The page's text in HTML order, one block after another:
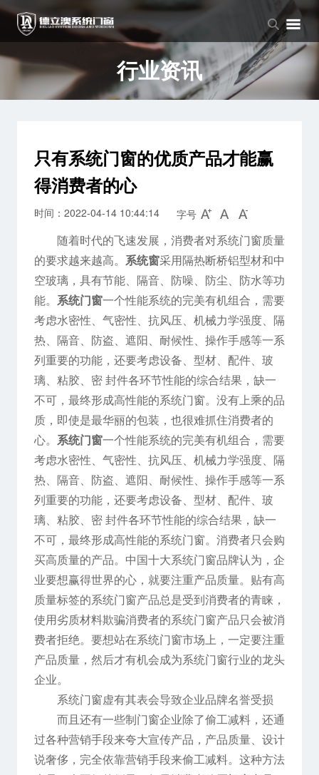
品牌中心
品牌介绍
企业文化
产品中心
窗系列
门系列
新闻中心
公司新闻
行业资讯
行业资讯
只有系统门窗的优质产品才能赢
得消费者的心
时间：2022-04-14 10:44:14 字号
随着时代的飞速发展，消费者对系统门窗质量
的要求越来越高。
系统窗采用隔热断桥铝型材和中
空玻璃，具有节能、隔音、防噪、防尘、防水等功
能。
系统门窗一个性能系统的完美有机组合，需要
考虑水密性、气密性、抗风压、机械力学强度、隔
热、隔音、防盗、遮阳、耐候性、操作手感等一系
列重要的功能，还要考虑设备、型材、配件、玻
璃、粘胶、密 封件各环节性能的综合结果，缺一
不可，最终形成高性能的系统门窗。没有上乘的品
质，即使是最华丽的包装，也很难抓住消费者的
心。
系统门窗一个性能系统的完美有机组合，需要
考虑水密性、气密性、抗风压、机械力学强度、隔
热、隔音、防盗、遮阳、耐候性、操作手感等一系
列重要的功能，还要考虑设备、型材、配件、玻
璃、粘胶、密 封件各环节性能的综合结果，缺一
不可，最终形成高性能的系统门窗。消费者只会购
买高质量的产品。中国十大系统门窗品牌认为，企
业要想赢得世界的心，就要注重产品质量。贴有高
质量标签的系统门窗产品总是受到消费者的青睐，
使用劣质材料欺骗消费者的系统门窗产品只会被消
费者拒绝。要想站在系统门窗市场上，一定要注重
产品质量，然后才有机会成为系统门窗行业的龙头
企业。
系统门窗虚有其表会导致企业品牌名誉受损
而且还有一些制门窗企业除了偷工减料，还通
过各种营销手段来夸大宣传产品，产品质量、设计
说奢侈，完全依靠营销手段来偷工减料。这种方法